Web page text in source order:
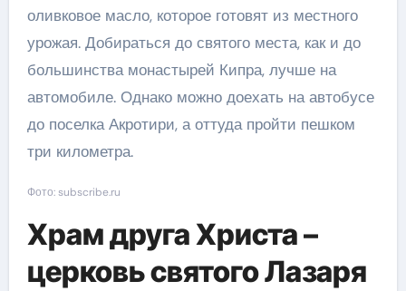
оливковое масло, которое готовят из местного
урожая. Добираться до святого места, как и до
большинства монастырей Кипра, лучше на
автомобиле. Однако можно доехать на автобусе
до поселка Акротири, а оттуда пройти пешком
три километра.
Фото: subscribe.ru
Храм друга Христа –
церковь святого Лазаря